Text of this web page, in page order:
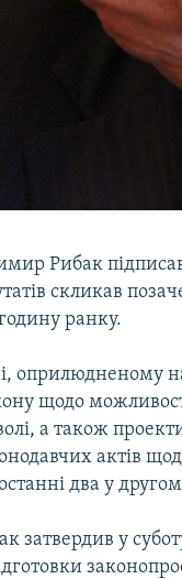
Рибак
скликав
ранку.
оприлюдненому
щодо
а також
актів
два у
у